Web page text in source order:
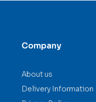
Company
About us
Delivery Information